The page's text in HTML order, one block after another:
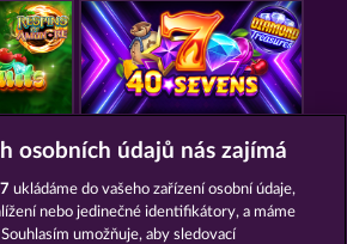
ROAR
osobních údajů nás zajímá
ukládáme do vašeho zařízení osobní údaje,
nebo jedinečné identifikátory, a máme
umožňuje, aby sledovací